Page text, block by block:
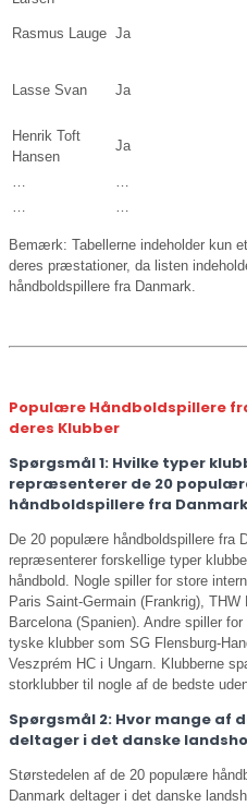
Rasmus Lauge Ja
Lasse Svan Ja
Henrik Toft
Hansen
Ja
Bemærk: Tabellerne indeholder kun
deres præstationer, da listen
håndboldspillere fra Danmark.
Populære Håndboldspillere
deres Klubber
Spørgsmål 1: Hvilke typer
repræsenterer de 20
håndboldspillere fra
De 20 populære håndboldspillere fra
repræsenterer forskellige typer
håndbold. Nogle spiller for store
Paris Saint-Germain (Frankrig),
Barcelona (Spanien). Andre spiller
tyske klubber som SG Flensburg-
Veszprém HC i Ungarn. Klubberne
storklubber til nogle af de bedste
Spørgsmål 2: Hvor mange af
deltager i det danske
Størstedelen af de 20 populære
Danmark deltager i det danske